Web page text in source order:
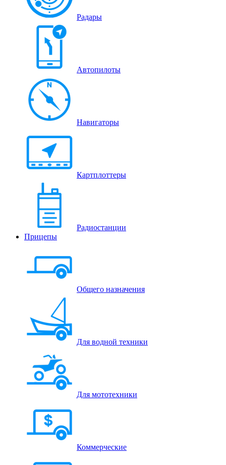
Радары
Автопилоты
Навигаторы
Картплоттеры
Радиостанции
Прицепы
Общего назначения
Для водной техники
Для мототехники
Коммерческие